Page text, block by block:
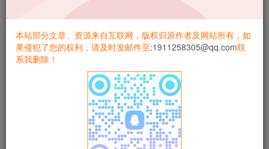
本站部分文章、资源来自互联网，版权归原作者及网站所有，如
果侵犯了您的权利，请及时发邮件至:1911258305@qq.com联
系我删除！